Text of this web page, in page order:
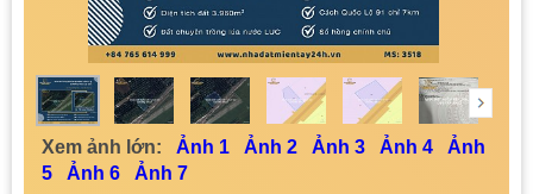
Xem ảnh lớn: Ảnh 1 Ảnh 2 Ảnh 3 Ảnh 4
Ảnh
5
Ảnh 6 Ảnh 7